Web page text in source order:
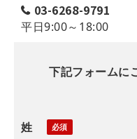
03-6268-9791
平日9:00～18:00
下記フォームに
姓